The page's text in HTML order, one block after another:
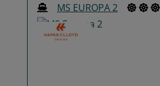
MS EUROPA 2